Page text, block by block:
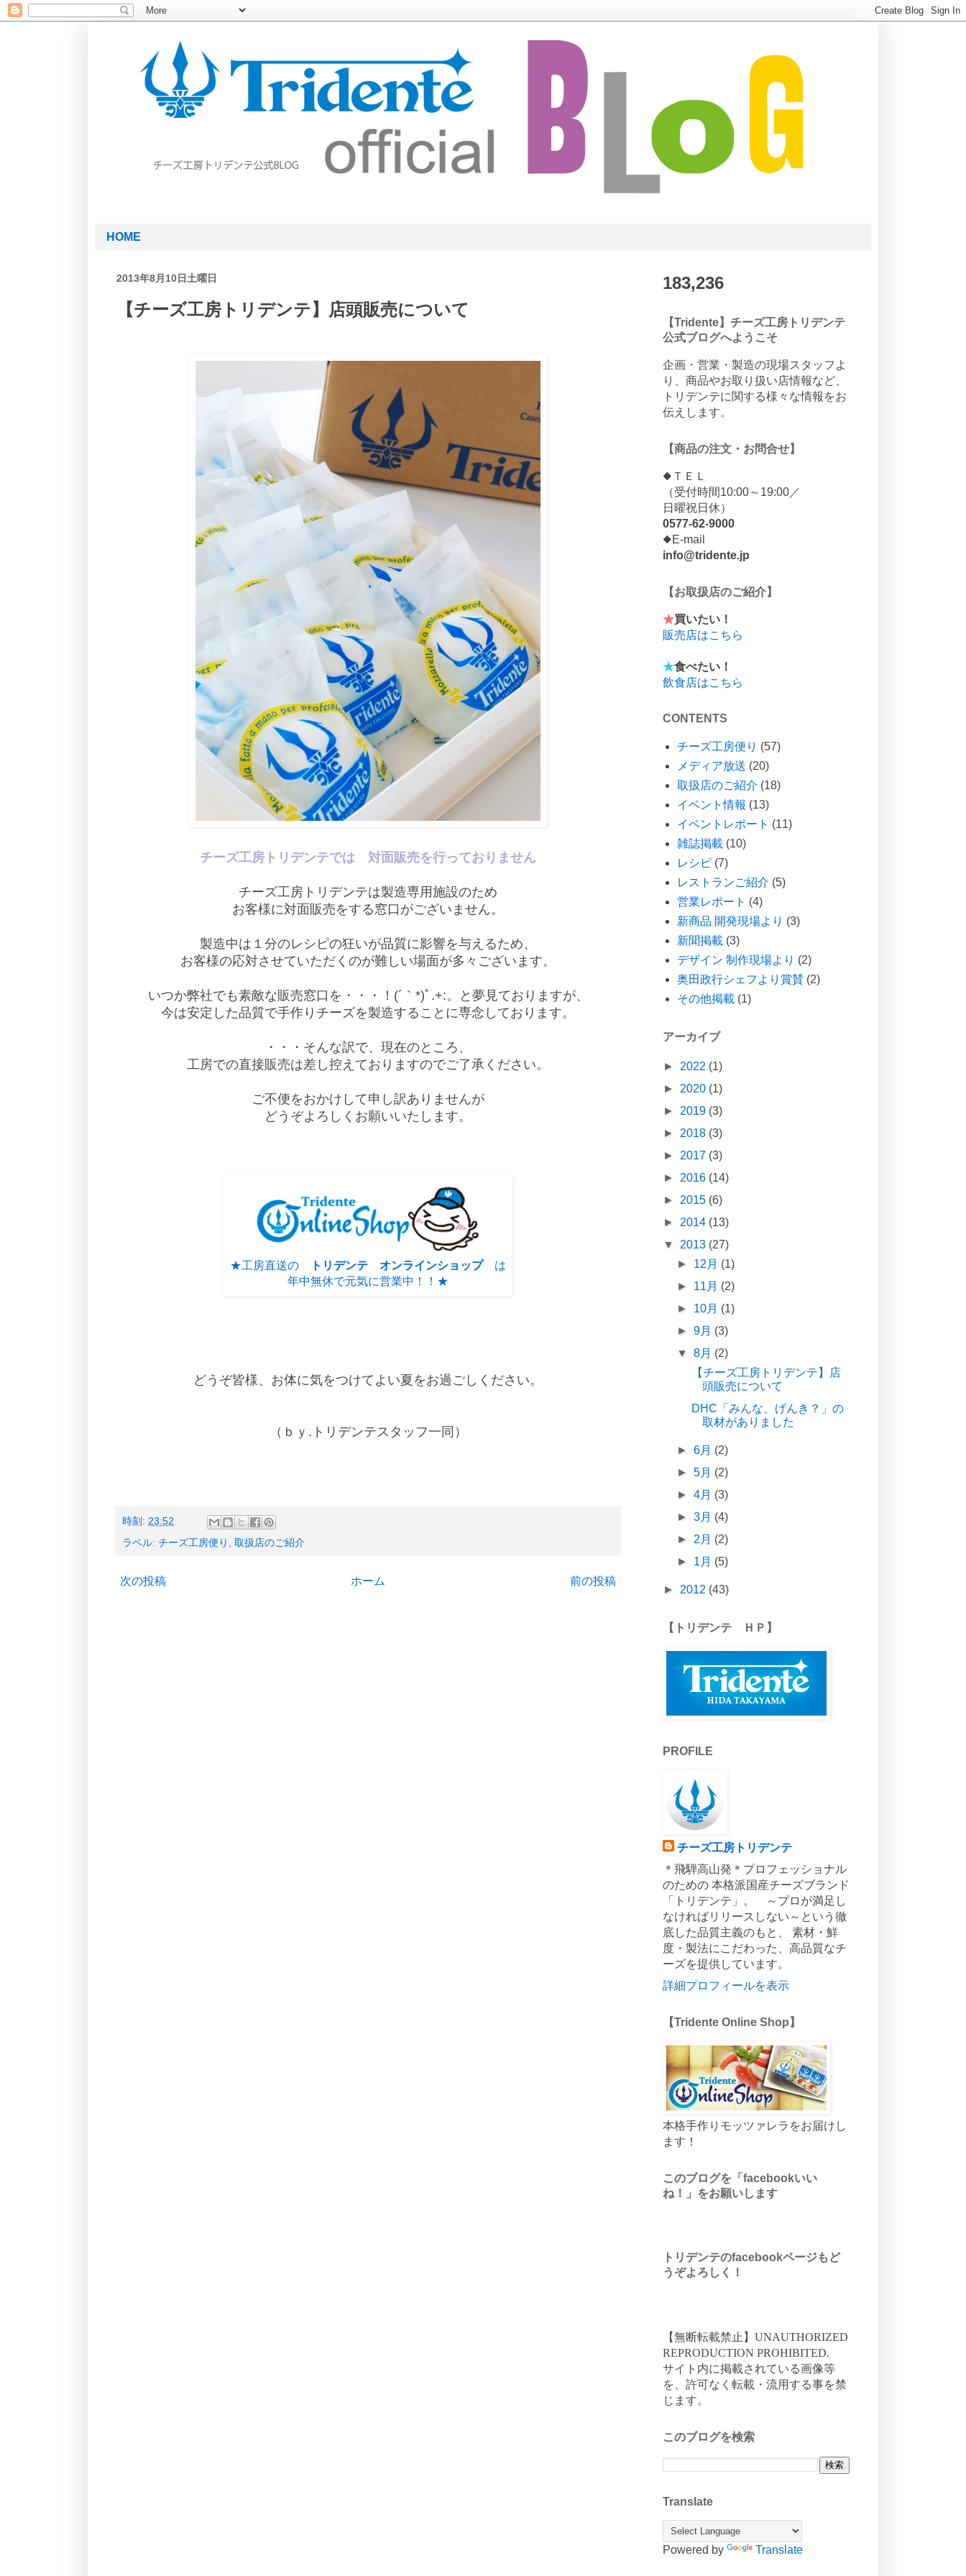
HOME
2013年8月10日土曜日
【チーズ工房トリデンテ】店頭販売について
チーズ工房トリデンテでは 対面販売を行っておりません
チーズ工房トリデンテは製造専用施設のため
お客様に対面販売をする窓口がございません。
製造中は１分のレシピの狂いが品質に影響を与えるため、
お客様の応対させていただくのが難しい場面が多々ございます。
いつか弊社でも素敵な販売窓口を・・・！(´｀*)ﾟ.+:。と夢見ておりますが、
今は安定した品質で手作りチーズを製造することに専念しております。
・・・そんな訳で、現在のところ、
工房での直接販売は差し控えておりますのでご了承ください。
ご不便をおかけして申し訳ありませんが
どうぞよろしくお願いいたします。
★工房直送の トリデンテ オンラインショップ
は
年中無休で元気に営業中！！★
どうぞ皆様、お体に気をつけてよい夏をお過ごしください。
（ｂｙ.トリデンテスタッフ一同）
時刻: 23:52
ラベル: チーズ工房便り 取扱店のご紹介
次の投稿 前の投稿
ホーム
183,236
【Tridente】チーズ工房トリデンテ
公式ブログへようこそ
企画・営業・製造の現場スタッフよ
り、商品やお取り扱い店情報など、
トリデンテに関する様々な情報をお
伝えします。
【商品の注文・お問合せ】
◆ＴＥＬ
（受付時間10:00～19:00／
日曜祝日休）
0577-62-9000
◆E-mail
info@tridente.jp
【お取扱店のご紹介】
★買いたい！
販売店はこちら
★食べたい！
飲食店はこちら
CONTENTS
チーズ工房便り (57)
メディア放送 (20)
取扱店のご紹介 (18)
イベント情報 (13)
イベントレポート (11)
雑誌掲載 (10)
レシピ (7)
レストランご紹介 (5)
営業レポート (4)
新商品 開発現場より (3)
新聞掲載 (3)
デザイン 制作現場より (2)
奥田政行シェフより賞賛 (2)
その他掲載 (1)
アーカイブ
► 2022 (1)
► 2020 (1)
► 2019 (3)
► 2018 (3)
► 2017 (3)
► 2016 (14)
► 2015 (6)
► 2014 (13)
▼ 2013 (27)
► 12月 (1)
► 11月 (2)
► 10月 (1)
►9月 (3)
▼8月 (2)
【チーズ工房トリデンテ】店
頭販売について
DHC「みんな、げんき？」の
取材がありました
►6月 (2)
►5月 (2)
►4月 (3)
►3月 (4)
► 2月 (2)
► 1月 (5)
► 2012 (43)
【トリデンテ ＨＰ】
PROFILE
チーズ工房トリデンテ
＊飛騨高山発＊プロフェッショナル
のための 本格派国産チーズブランド
「トリデンテ」。 ～プロが満足し
なければリリースしない～という徹
底した品質主義のもと、 素材・鮮
度・製法にこだわった、高品質なチ
ーズを提供しています。
詳細プロフィールを表示
【Tridente Online Shop】
本格手作りモッツァレラをお届けし
ます！
このブログを「facebookいい
ね！」をお願いします
トリデンテのfacebookページもど
うぞよろしく！
【無断転載禁止】UNAUTHORIZED
REPRODUCTION PROHIBITED.
サイト内に掲載されている画像等
を、許可なく転載・流用する事を禁
じます。
このブログを検索
Translate
Powered by Translate